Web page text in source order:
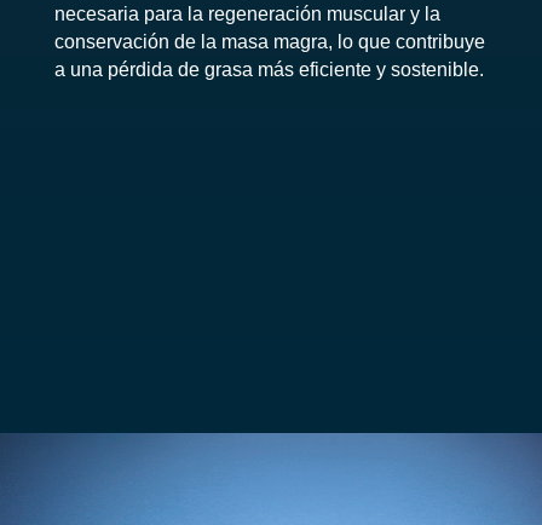
necesaria para la regeneración muscular y la
conservación de la masa magra, lo que contribuye
a una pérdida de grasa más eficiente y sostenible.